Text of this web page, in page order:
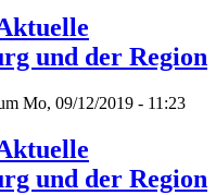
und der Region
Mo, 09/12/2019 - 11:23
und der Region